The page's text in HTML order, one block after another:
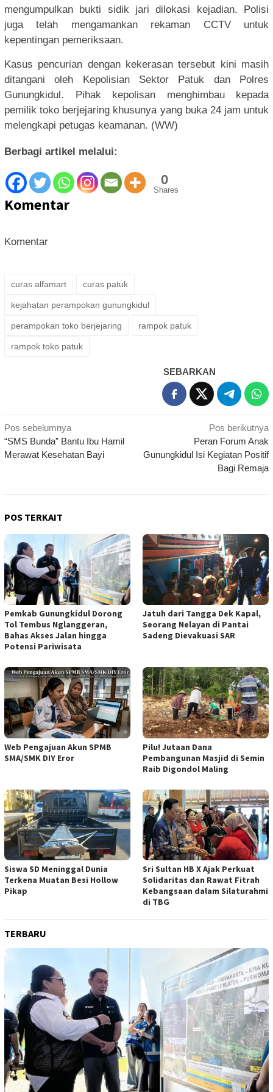
mengumpulkan bukti sidik jari dilokasi kejadian. Polisi
juga telah mengamankan rekaman CCTV untuk
kepentingan pemeriksaan.
Kasus pencurian dengan kekerasan tersebut kini masih
ditangani oleh Kepolisian Sektor Patuk dan Polres
Gunungkidul. Pihak kepolisan menghimbau kepada
pemilik toko berjejaring khusunya yang buka 24 jam untuk
melengkapi petugas keamanan. (WW)
Berbagi artikel melalui:
0
Shares
Komentar
Komentar
curas alfamart curas patuk
kejahatan perampokan gunungkidul
perampokan toko berjejaring rampok patuk
rampok toko patuk
SEBARKAN
Navigasi
pos
Pos sebelumnya
“SMS Bunda” Bantu Ibu Hamil
Merawat Kesehatan Bayi
Pos berikutnya
Peran Forum Anak
Gunungkidul Isi Kegiatan Positif
Bagi Remaja
POS TERKAIT
Pemkab Gunungkidul Dorong
Tol Tembus Nglanggeran,
Bahas Akses Jalan hingga
Potensi Pariwisata
Jatuh dari Tangga Dek Kapal,
Seorang Nelayan di Pantai
Sadeng Dievakuasi SAR
Web Pengajuan Akun SPMB
SMA/SMK DIY Eror
Pilu! Jutaan Dana
Pembangunan Masjid di Semin
Raib Digondol Maling
Siswa SD Meninggal Dunia
Terkena Muatan Besi Hollow
Pikap
Sri Sultan HB X Ajak Perkuat
Solidaritas dan Rawat Fitrah
Kebangsaan dalam Silaturahmi
di TBG
TERBARU